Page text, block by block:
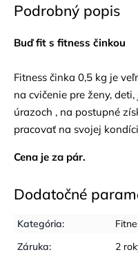
Podrobný popis
Buď fit s fitness činkou
Fitness činka 0,5 kg je
na cvičenie pre ženy,
úrazoch , na postupné
pracovať na svojej
Cena je za pár.
Dodatočné
Kategória:
Záruka:
2